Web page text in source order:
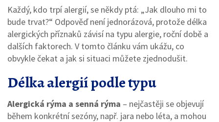
Každý, kdo trpí alergií, se někdy ptá: „Jak dlouho mi to
bude trvat?“ Odpověď není jednorázová, protože délka
alergických příznaků závisí na typu alergie, roční době a
dalších faktorech. V tomto článku vám ukážu, co
obvykle čekat a jak si situaci můžete zjednodušit.
Délka alergií podle typu
Alergická rýma a senná rýma – nejčastěji se objevují
během konkrétní sezóny, např. jara nebo léta, a mohou